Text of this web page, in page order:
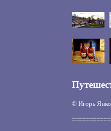
© Игорь